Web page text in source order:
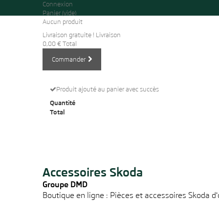
Connexion
Panier (vide)
Aucun produit
Livraison gratuite ! Livraison
0,00 € Total
Commander
Produit ajouté au panier avec succès
Quantité
Total
Accessoires Skoda
Groupe DMD
Boutique en ligne : Pièces et accessoires Skoda